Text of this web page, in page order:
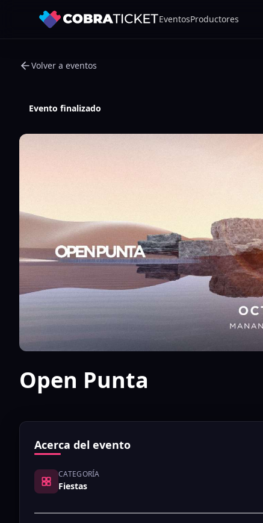
EventosProductores
Volver a eventos
Evento finalizado
Open Punta
Acerca del evento
CATEGORÍA
Fiestas